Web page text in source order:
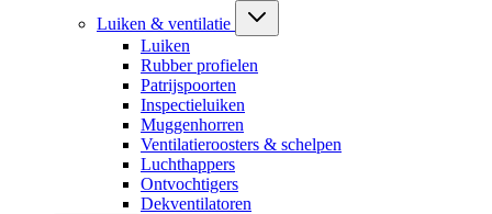
Luiken & ventilatie
Luiken
Rubber profielen
Patrijspoorten
Inspectieluiken
Muggenhorren
Ventilatieroosters & schelpen
Luchthappers
Ontvochtigers
Dekventilatoren